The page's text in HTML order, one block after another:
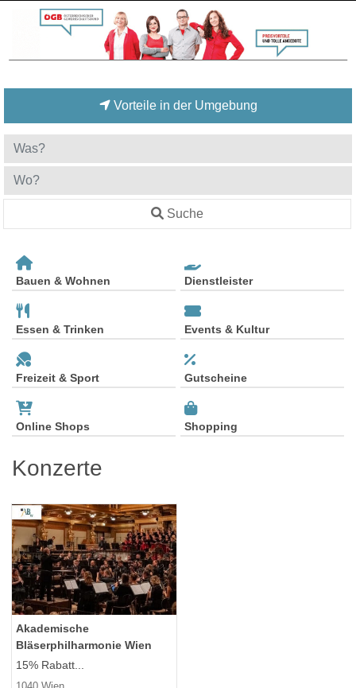
Vorteile in der Umgebung
Suche
Bauen & Wohnen Dienstleister
Essen & Trinken Events & Kultur
Freizeit & Sport Gutscheine
Online Shops Shopping
Konzerte
Akademische
Bläserphilharmonie Wien
15% Rabatt...